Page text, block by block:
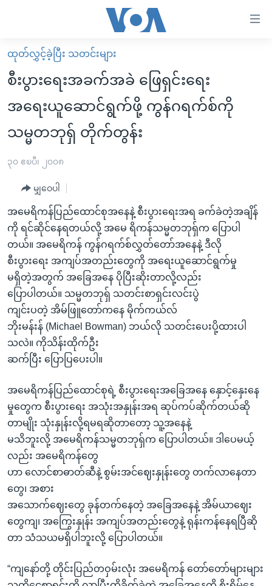
လွယ်ကူ
စေ
များ
ပင်မ
ကျော်
ကြည့်
ရန်
ပင်မ
အ
ညွန်း
စာမျက်နှာ
သို့
ကျော်
ကြည့်
ရှာဖွေ
ရန်
နေရာ
သို့
ကျော်
ရန်
မူလစာမျက်နှာ
မြန်မာ
ကမ္ဘာ့သတင်းများ
နိုင်ငံတကာ
အစ္စရေး-ပါလက်စတိုင်း
ဗွီဒီယို
အင်္ဂလိပ်စာလေ့လာမယ်
အမေရိကန်သုံးအီဒီယံ
မကြေးမုံရဲ့ အင်္ဂလိပ်စာ
ရုပ်ရှင်ထဲက အင်္ဂလိပ်စာ
သုတပဒေသာ အင်္ဂလိပ်စာ
အပတ်စဉ်ကဏ္ဍများ
ရေဒီယို
တီဗွီ
ရေဒီယိုနှင့်ရုပ်သံ အချက်အလက်များ
ရေဒီယို/တီဗွီအစီအစဉ်
Learning English
ဗွီအိုအေ လူမှုကွန်ယက်များ
ဘာသာစကားများ
ထုတ်လွှင့်ခဲ့ပြီး သတင်းများ
စီးပွားရေးအခက်အခဲ ဖြေရှင်းရေး
အရေးယူဆောင်ရွက်ဖို့ ကွန်ဂရက်စ်ကို
သမ္မတဘုရှ် တိုက်တွန်း
၃၀ ဧၿပီ၊ ၂၀၀၈
မျှဝေပါ
အမေရိကန်ပြည်ထောင်စုအနေနဲ့ စီးပွားရေးအရ ခက်ခဲတဲ့အချိန်
ကို ရင်ဆိုင်နေရတယ်လို့ အမေ ရိကန်သမ္မတဘုရှ်က ပြောပါ
တယ်။ အမေရိကန် ကွန်ဂရက်စ်လွှတ်တော်အနေနဲ့ ဒီလို
စီးပွားရေး အကျပ်အတည်းတွေကို အရေးယူဆောင်ရွက်မှု
မရှိတဲ့အတွက် အခြေအနေ ပိုပြီးဆိုးတာလို့လည်း
ပြောပါတယ်။ သမ္မတဘုရှ် သတင်းစာရှင်းလင်းပွဲ
ကျင်းပတဲ့ အိမ်ဖြူတော်ကနေ မိုက်ကယ်လ်
ဘိုးမန်းန် (Michael Bowman) ဘယ်လို သတင်းပေးပို့ထားပါ
သလဲ။ ကိုသိန်းထိုက်ဦး
ဆက်ပြီး ပြောပြပေးပါ။
အမေရိကန်ပြည်ထောင်စုရဲ့ စီးပွားရေးအခြေအနေ နှောင့်နှေးနေ
မှုတွေက စီးပွားရေး အသုံးအနှုန်းအရ ဆုပ်ကပ်ဆိုက်တယ်ဆို
တာမျိုး သုံးနှုန်းလို့ရမရဆိုတာတော့ သူ့အနေနဲ့
မသိဘူးလို့ အမေရိကန်သမ္မတဘုရှ်က ပြောပါတယ်။ ဒါပေမယ့်
လည်း အမေရိကန်တွေ
ဟာ လောင်စာဓာတ်ဆီနဲ့ စွမ်းအင်ဈေးနှုန်းတွေ တက်လာနေတာ
တွေ၊ အစား
အသောက်ဈေးတွေ ခုန်တက်နေတဲ့ အခြေအနေနဲ့ အိမ်ယာဈေး
တွေကျ၊ အကြွေးနှုန်း အကျပ်အတည်းတွေနဲ့ ရုန်းကန်နေရပြီဆို
တာ သံသယမရှိပါဘူးလို့ ပြောပါတယ်။
“ကျနော်တို့ တိုင်းပြည်တဝှမ်းလုံး အမေရိကန် တော်တော်များများ